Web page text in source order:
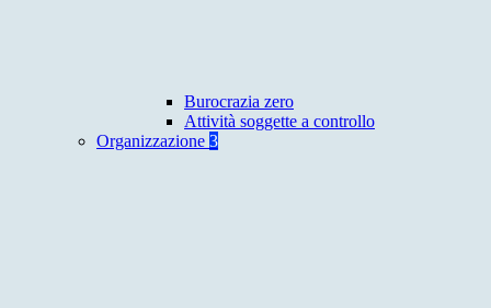
Burocrazia zero
Attività soggette a controllo
Organizzazione 3